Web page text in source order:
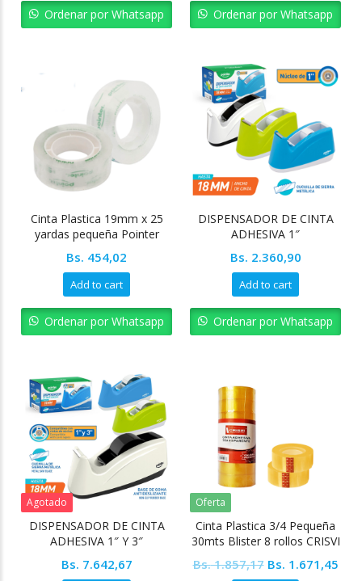
Ordenar por Whatsapp Ordenar por Whatsapp
Cinta Plastica 19mm x 25
yardas pequeña Pointer
Bs. 454,02
Add to cart
Ordenar por Whatsapp
DISPENSADOR DE CINTA
ADHESIVA 1″
Bs. 2.360,90
Add to cart
Ordenar por Whatsapp
Agotado
DISPENSADOR DE CINTA
ADHESIVA 1″ Y 3″
Bs. 7.642,67
Oferta
Cinta Plastica 3/4 Pequeña
30mts Blister 8 rollos CRISVI
Bs.1.857,17 Original
Bs. 1.671,45